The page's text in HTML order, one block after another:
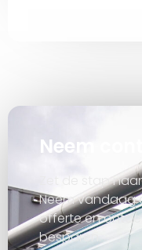
Neem
Zet de stap
Neem vandaag
offerte en
besparen.